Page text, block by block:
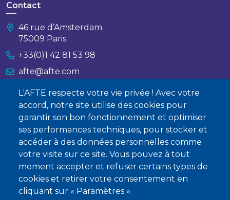
L'AFTE respecte votre vie privée ! Avec votre
accord, notre site utilise des cookies pour
garantir son bon fonctionnement et optimiser
ses performances techniques, pour stocker et
accéder à des données personnelles comme
votre visite sur ce site. Vous pouvez à tout
moment accepter et refuser certains types de
cookies et retirer votre consentement en
cliquant sur « Paramètres ».
Contact
46 rue d’Amsterdam
75009 Paris
+33(0)1 42 81 53 98
afte@afte.com
Nous contacter
À propos
Qui sommes-nous ?
Devenir membre